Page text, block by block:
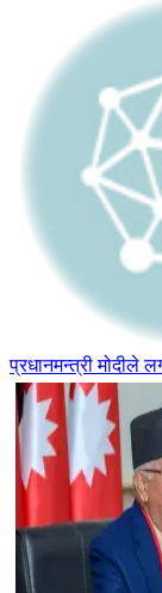
प्रधानमन्त्री मोदीले